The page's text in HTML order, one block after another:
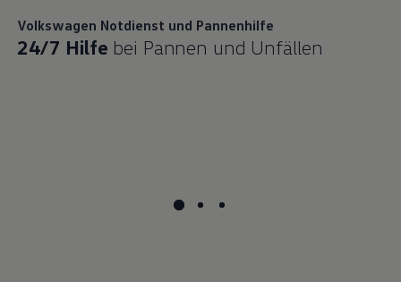
Volkswagen Notdienst und Pannenhilfe
24/7 Hilfe bei Pannen und Unfällen